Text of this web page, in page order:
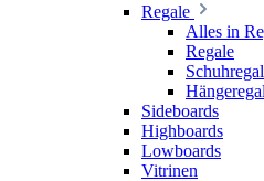
Regale
Alles in
Regale
Sideboards
Highboards
Lowboards
Vitrinen